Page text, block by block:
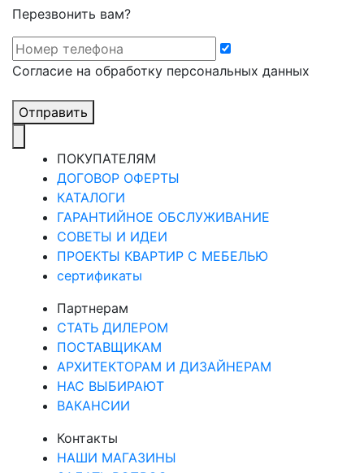
Перезвонить вам?
Cогласие на обработку персональных данных
Отправить
ПОКУПАТЕЛЯМ
ДОГОВОР ОФЕРТЫ
КАТАЛОГИ
ГАРАНТИЙНОЕ ОБСЛУЖИВАНИЕ
СОВЕТЫ И ИДЕИ
ПРОЕКТЫ КВАРТИР С МЕБЕЛЬЮ
сертификаты
Партнерам
СТАТЬ ДИЛЕРОМ
ПОСТАВЩИКАМ
АРХИТЕКТОРАМ И ДИЗАЙНЕРАМ
НАС ВЫБИРАЮТ
ВАКАНСИИ
Контакты
НАШИ МАГАЗИНЫ